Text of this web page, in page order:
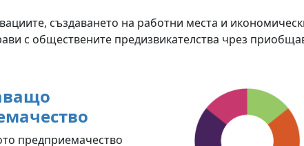
създаването на работни места и
с обществените предизвикателства чрез
предприемачество